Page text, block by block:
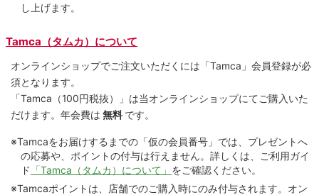
し上げます。
Tamca（タムカ）について
オンラインショップでご注⽂いただくには「Tamca」会員登録が必
須となります。
「Tamca （100円税抜）
」は当オンラインショップにてご購⼊いた
だけます。 年会費は 無料 です。
※Tamcaをお届けするまでの「仮の会員番号」では、プレゼントへ
の応募や、ポイントの付与は⾏えません。詳しくは、ご利⽤ガイ
ド 「Tamca（タムカ）について」 をご確認ください。
※Tamcaポイントは、店舗でのご購⼊時にのみ付与されます。オン